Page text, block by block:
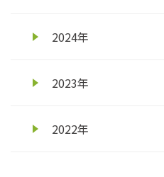
2024年
2023年
2022年